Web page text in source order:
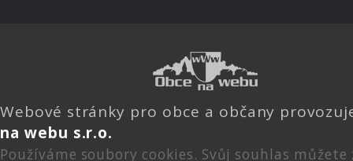
Webové stránky pro obce a občany
na webu s.r.o.
Používáme soubory cookies. Svůj souhlas